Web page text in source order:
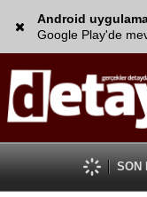
Android
Google Play'de
SON